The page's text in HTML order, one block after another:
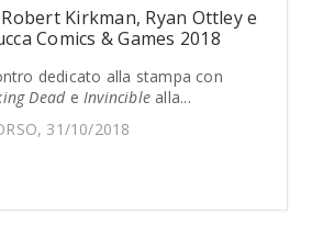
Kirkman, Ryan Ottley e
Comics & Games 2018
dedicato alla stampa con
Deade Invincible alla...
31/10/2018